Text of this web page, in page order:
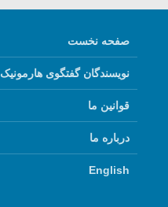
صفحه نخست
نویسندگان گفتگوی هارمونیک
قوانین ما
درباره ما
English